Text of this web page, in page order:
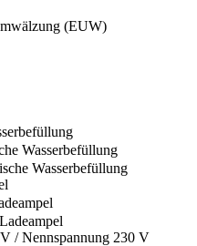
(EUW)
Wasserbefüllung
Wasserbefüllung
/ Nennspannung 230 V